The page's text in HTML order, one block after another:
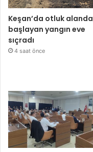
Keşan’da otluk alanda
başlayan yangın eve
sıçradı
4 saat önce